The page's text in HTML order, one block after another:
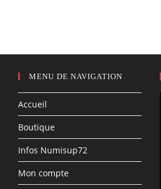
MENU DE NAVIGATION
Accueil
Boutique
Infos Numisup72
Mon compte